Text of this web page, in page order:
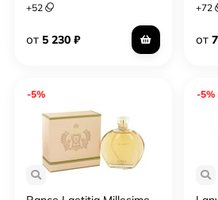
+52
от 5 230 ₽
+72
от
-5% -5%